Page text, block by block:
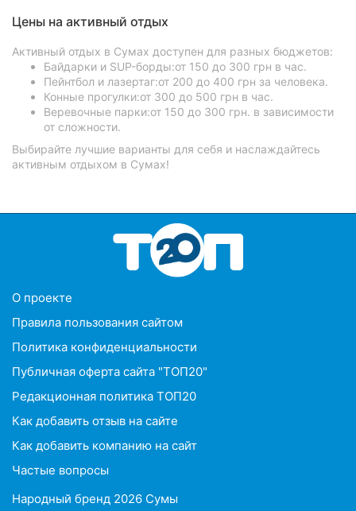
Цены на активный отдых
Активный отдых в Сумах доступен для разных бюджетов:
Байдарки и SUP-борды:от 150 до 300 грн в час.
Пейнтбол и лазертаг:от 200 до 400 грн за человека.
Конные прогулки:от 300 до 500 грн в час.
Веревочные парки:от 150 до 300 грн. в зависимости
от сложности.
Выбирайте лучшие варианты для себя и наслаждайтесь
активным отдыхом в Сумах!
O проекте
Правила пользования сайтом
Политика конфиденциальности
Публичная оферта сайта "ТОП20"
Редакционная политика ТОП20
Как добавить отзыв на сайте
Как добавить компанию на сайт
Частые вопросы
Народный бренд 2026 Сумы